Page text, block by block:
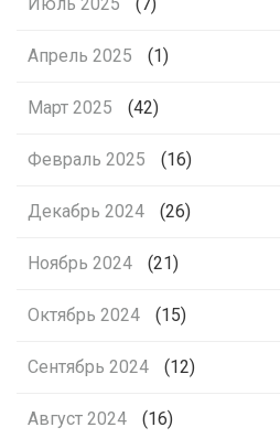
Апрель 2025 (1)
Март 2025 (42)
Февраль 2025 (16)
Декабрь 2024 (26)
Ноябрь 2024 (21)
Октябрь 2024 (15)
Сентябрь 2024 (12)
Август 2024 (16)